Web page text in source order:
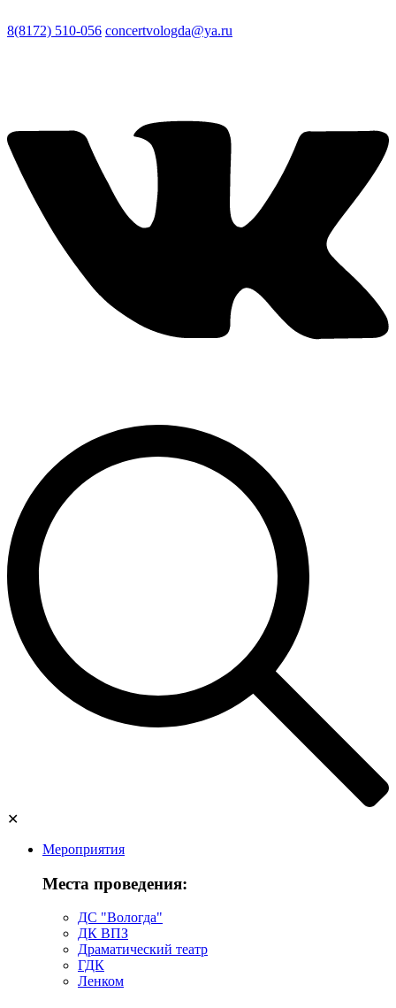
8(8172) 510-056 concertvologda@ya.ru
✕
Мероприятия
Места проведения:
ДС "Вологда"
ДК ВПЗ
Драматический театр
ГДК
Ленком